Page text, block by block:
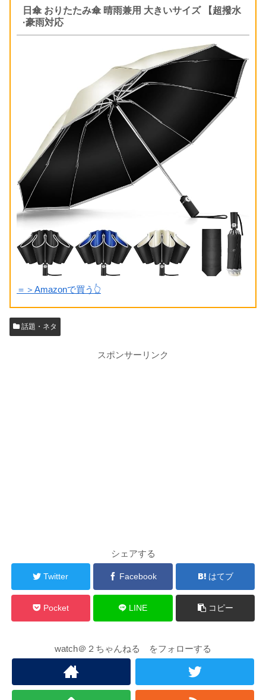
日傘 おりたたみ傘 晴雨兼用 大きいサイズ 【超撥水
·豪雨対応
＝＞Amazonで買う👆
話題・ネタ
スポンサーリンク
シェアする
Twitter Facebook はてブ
Pocket LINE コピー
watch＠２ちゃんねる をフォローする